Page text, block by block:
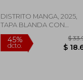
DISTRITO MANGA, 2025,
TAPA BLANDA CON
SOBRECUBIERTA, Nuevo